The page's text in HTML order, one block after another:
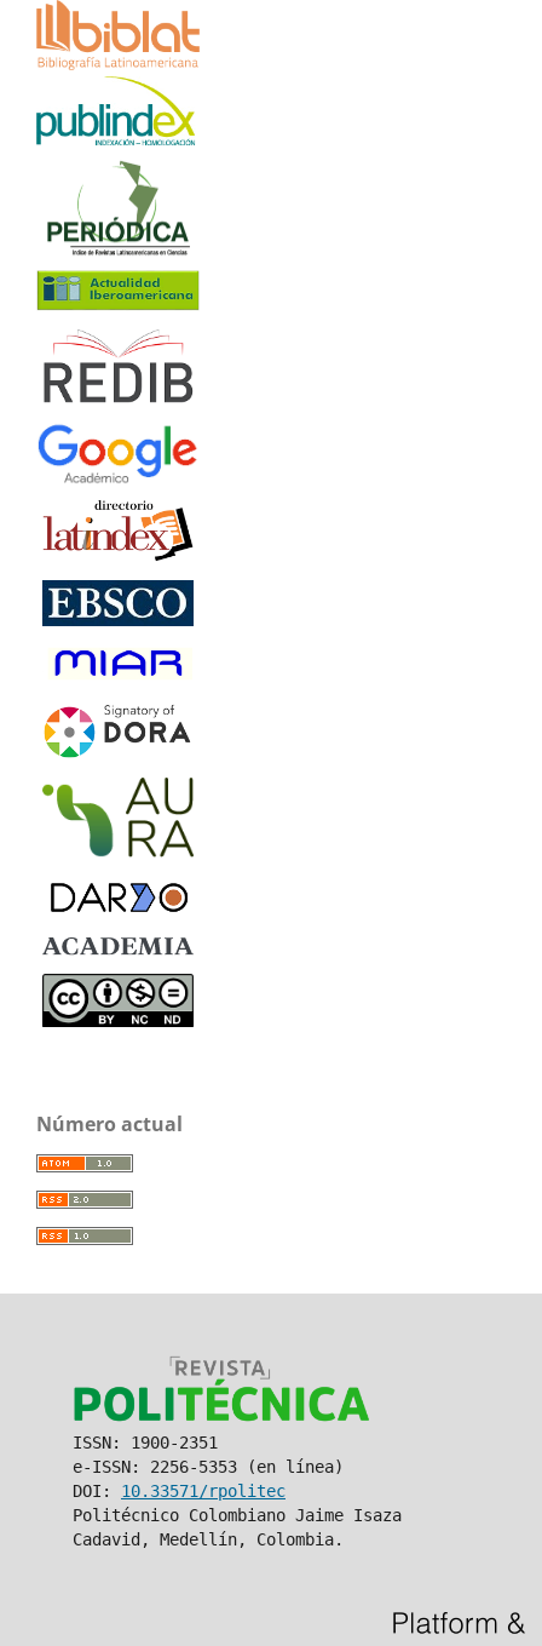
Número actual
ISSN: 1900-2351
e-ISSN: 2256-5353 (en línea)
DOI: 10.33571/rpolitec
Politécnico Colombiano Jaime Isaza
Cadavid, Medellín, Colombia.